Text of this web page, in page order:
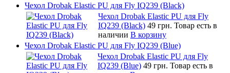
Чехол Drobak Elastic PU для Fly IQ239 (Black)
Чехол Drobak Elastic PU для Fly
IQ239 (Black) 49 грн. Товар есть в
наличии В корзину
Чехол Drobak Elastic PU для Fly IQ239 (Blue)
Чехол Drobak Elastic PU для Fly
IQ239 (Blue) 49 грн. Товар есть в